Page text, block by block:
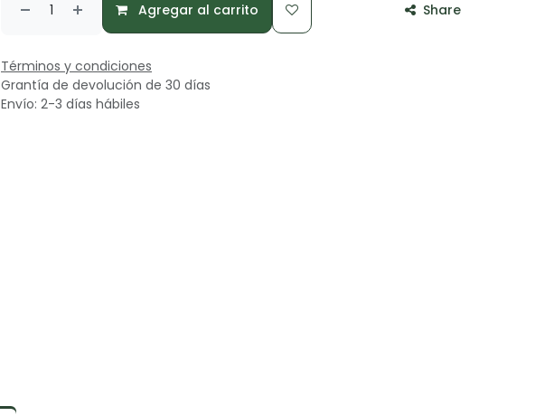
Agregar al carrito Share
Términos y condiciones
Grantía de devolución de 30 días
Envío: 2-3 días hábiles